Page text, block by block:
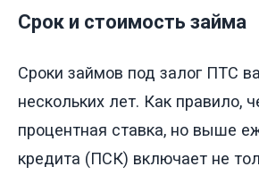
Срок и стоимость займа
Сроки займов под залог ПТС
нескольких лет. Как правило,
процентная ставка, но выше
кредита (ПСК) включает не